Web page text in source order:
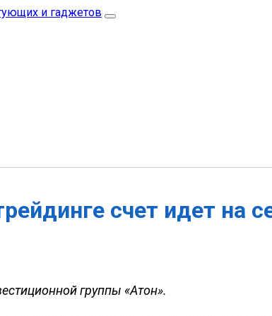
счет идет на
группы «Атон».